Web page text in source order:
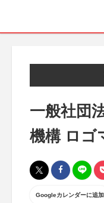
一般社団
機構 ロゴ
Googleカレンダーに追加